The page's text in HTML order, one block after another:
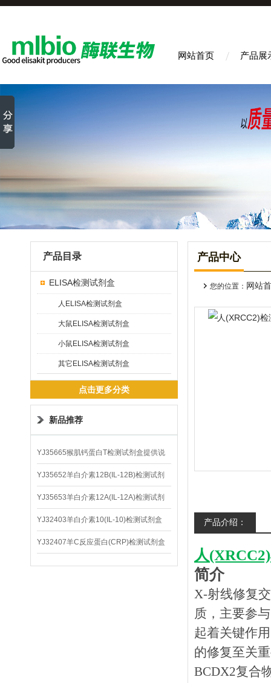
网站首页 产品展
产品目录
ELISA检测试剂盒
人ELISA检测试剂盒
大鼠ELISA检测试剂盒
小鼠ELISA检测试剂盒
其它ELISA检测试剂盒
点击更多分类
新品推荐
YJ35665猴肌钙蛋白T检测试剂盒提供说
明书
YJ35652羊白介素12B(IL-12B)检测试剂
盒
YJ35653羊白介素12A(IL-12A)检测试剂
盒
YJ32403羊白介素10(IL-10)检测试剂盒
YJ32407羊C反应蛋白(CRP)检测试剂盒
产品中心
您的位置： 网站
产品介绍：
人
简介
X-射线修复
质，主要参
起着关键作
的修复至关
BCDX2复合